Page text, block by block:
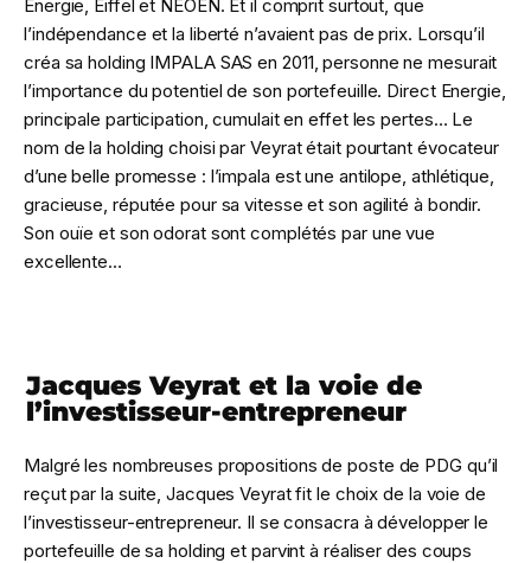
Energie, Eiffel et NEOEN. Et il comprit surtout, que
l’indépendance et la liberté n’avaient pas de prix. Lorsqu’il
créa sa holding IMPALA SAS en 2011, personne ne mesurait
l’importance du potentiel de son portefeuille. Direct Energie,
principale participation, cumulait en effet les pertes… Le
nom de la holding choisi par Veyrat était pourtant évocateur
d’une belle promesse : l’impala est une antilope, athlétique,
gracieuse, réputée pour sa vitesse et son agilité à bondir.
Son ouïe et son odorat sont complétés par une vue
excellente…
Jacques Veyrat et la voie de
l’investisseur-entrepreneur
Malgré les nombreuses propositions de poste de PDG qu’il
reçut par la suite, Jacques Veyrat fit le choix de la voie de
l’investisseur-entrepreneur. Il se consacra à développer le
portefeuille de sa holding et parvint à réaliser des coups